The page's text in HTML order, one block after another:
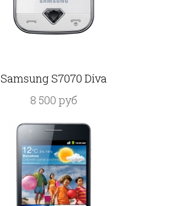
Samsung S7070 Diva
8 500 руб